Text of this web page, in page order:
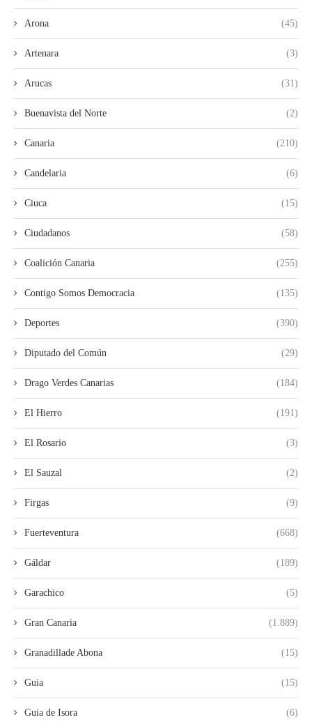
Arona (45)
Artenara (3)
Arucas (31)
Buenavista del Norte (2)
Canaria (210)
Candelaria (6)
Ciuca (15)
Ciudadanos (58)
Coalición Canaria (255)
Contigo Somos Democracia (135)
Deportes (390)
Diputado del Común (29)
Drago Verdes Canarias (184)
El Hierro (191)
El Rosario (3)
El Sauzal (2)
Firgas (9)
Fuerteventura (668)
Gáldar (189)
Garachico (5)
Gran Canaria (1.889)
Granadillade Abona (15)
Guia (15)
Guia de Isora (6)